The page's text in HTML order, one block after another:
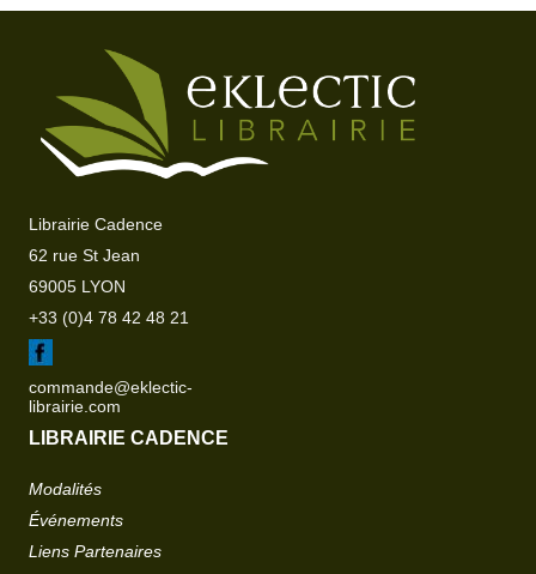
Librairie Cadence
62 rue St Jean
69005 LYON
+33 (0)4 78 42 48 21
commande@eklectic-
librairie.com
LIBRAIRIE CADENCE
Modalités
Événements
Liens Partenaires